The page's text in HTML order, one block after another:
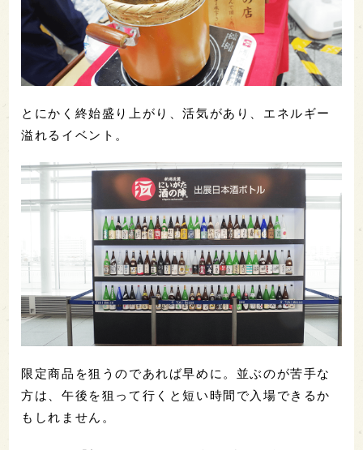
とにかく終始盛り上がり、活気があり、エネルギー
溢れるイベント。
限定商品を狙うのであれば早めに。並ぶのが苦手な
方は、午後を狙って行くと短い時間で入場できるか
もしれません。